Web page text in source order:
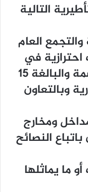
ﺍﻟﺘﺎﻟﻴﺔ
ﺍﻟﻌﺎﻡ
ﻓﻲ
ﺍﻷﺳﻮﺍﻕ ﺍﻟﻜﺒﻴﺮﺓ ﻓﻲ ﺍﻟﻌﺎﺻﻤﺔ ﻭﺍﻟﺒﺎﻟﻐﺔ 15
ﻭﺑﺎﻟﺘﻌﺎﻭﻥ
ﻭﻣﺨﺎﺭﺝ
ﺍﻟﻨﺼﺎﺋﺢ
ﻣﺎ ﻳﻤﺎﺛﻠﻬﺎ